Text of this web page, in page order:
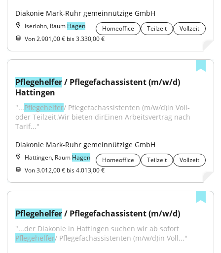
Diakonie Mark-Ruhr gemeinnützige GmbH
Iserlohn, Raum Hagen Homeoffice Teilzeit
Vollzeit
Von 2.901,00 € bis 3.330,00 €
Pflegehelfer / Pflegefachassistent (m/w/d)
Hattingen
"...Pflegehelfer/ Pflegefachassistenten (m/w/d)in Voll-
oder Teilzeit.Wir bieten dirEinen Arbeitsvertrag nach
Tarif..."
Diakonie Mark-Ruhr gemeinnützige GmbH
Hattingen, Raum Hagen Homeoffice Teilzeit
Vollzeit
Von 3.012,00 € bis 4.013,00 €
Pflegehelfer / Pflegefachassistent (m/w/d)
Pflegehelfer/ Pflegefachassistenten (m/w/d)in Voll..."